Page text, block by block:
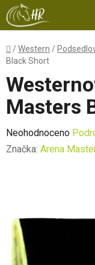
Přejít
na
obsah
Domů
/Western /
Black Short
Masters
Průměrné
hodnocení
hvězdiček.
Neohodnoceno
Značka: Arena